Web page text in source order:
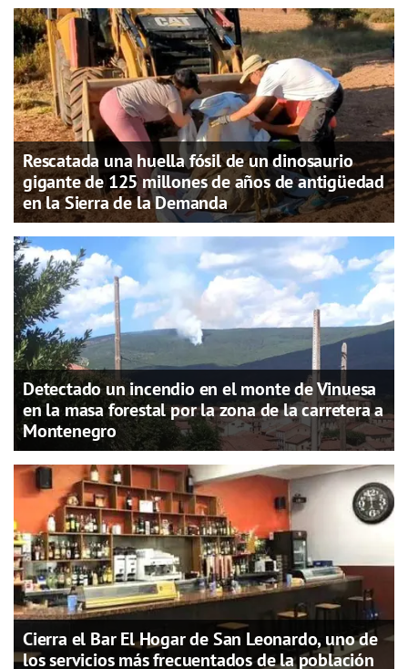
Rescatada una huella fósil de un dinosaurio
gigante de 125 millones de años de antigüedad
en la Sierra de la Demanda
Detectado un incendio en el monte de Vinuesa
en la masa forestal por la zona de la carretera a
Montenegro
Cierra el Bar El Hogar de San Leonardo, uno de
los servicios más frecuentados de la población